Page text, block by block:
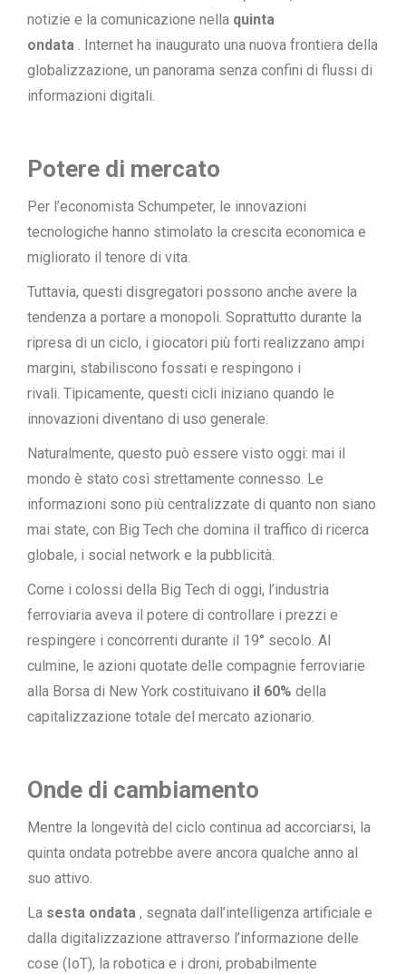
notizie e la comunicazione nella quinta
ondata . Internet ha inaugurato una nuova frontiera della
globalizzazione, un panorama senza confini di flussi di
informazioni digitali.
Potere di mercato
Per l’economista Schumpeter, le innovazioni
tecnologiche hanno stimolato la crescita economica e
migliorato il tenore di vita.
Tuttavia, questi disgregatori possono anche avere la
tendenza a portare a monopoli. Soprattutto durante la
ripresa di un ciclo, i giocatori più forti realizzano ampi
margini, stabiliscono fossati e respingono i
rivali. Tipicamente, questi cicli iniziano quando le
innovazioni diventano di uso generale.
Naturalmente, questo può essere visto oggi: mai il
mondo è stato così strettamente connesso. Le
informazioni sono più centralizzate di quanto non siano
mai state, con Big Tech che domina il traffico di ricerca
globale, i social network e la pubblicità.
Come i colossi della Big Tech di oggi, l’industria
ferroviaria aveva il potere di controllare i prezzi e
respingere i concorrenti durante il 19° secolo. Al
culmine, le azioni quotate delle compagnie ferroviarie
alla Borsa di New York costituivano il 60% della
capitalizzazione totale del mercato azionario.
Onde di cambiamento
Mentre la longevità del ciclo continua ad accorciarsi, la
quinta ondata potrebbe avere ancora qualche anno al
suo attivo.
La sesta ondata , segnata dall’intelligenza artificiale e
dalla digitalizzazione attraverso l’informazione delle
cose (IoT), la robotica e i droni, probabilmente